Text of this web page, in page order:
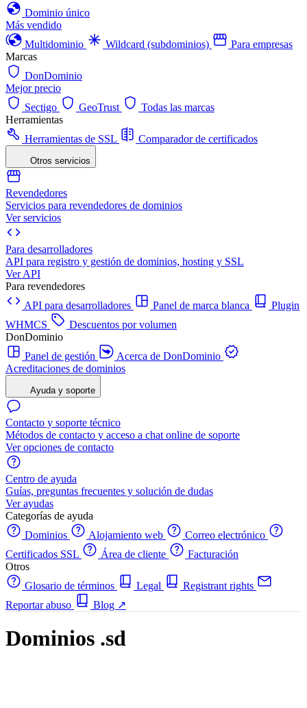
Dominio único
Más vendido
Multidominio
Wildcard (subdominios)
Para empresas
Marcas
DonDominio
Mejor precio
Sectigo
GeoTrust
Todas las marcas
Herramientas
Herramientas de SSL
Comparador de certificados
Otros servicios
Revendedores
Servicios para revendedores de dominios
Ver servicios
Para desarrolladores
API para registro y gestión de dominios, hosting y SSL
Ver API
Para revendedores
API para desarrolladores
Panel de marca blanca
Plugin
WHMCS
Descuentos por volumen
DonDominio
Panel de gestión
Acerca de DonDominio
Acreditaciones de dominios
Ayuda y soporte
Contacto y soporte técnico
Métodos de contacto y acceso a chat online de soporte
Ver opciones de contacto
Centro de ayuda
Guías, preguntas frecuentes y solución de dudas
Ver ayudas
Categorías de ayuda
Dominios
Alojamiento web
Correo electrónico
Certificados SSL
Área de cliente
Facturación
Otros
Glosario de términos
Legal
Registrant rights
Reportar abuso
Blog ↗
Dominios .sd